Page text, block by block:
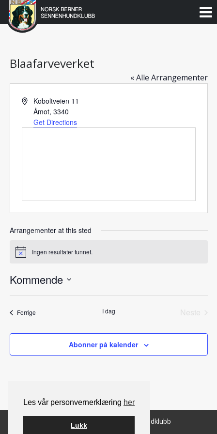
Les vår personvernerklæring her
Lukk
Gå
Norsk
Berner
Sennenhundklubb
Blaafarveverket
« Alle Arrangementer
AddressKoboltveien 11
Åmot, 3340
Get Directions
Arrangementer at this sted
Notice Ingen resultater funnet.
Kommende
ForrigeArrangementer I dag
Neste
Abonner på kalender
© 2026 Norsk Berner Sennenhundklubb